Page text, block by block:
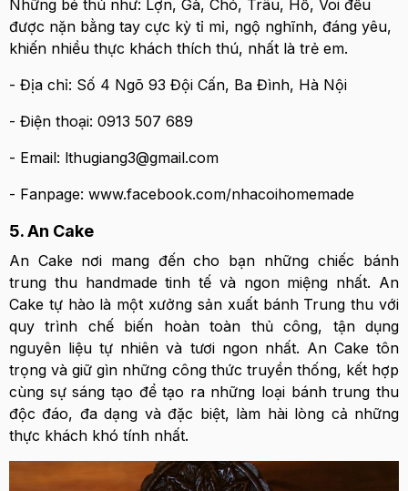
Những bé thú như: Lợn, Gà, Chó, Trâu, Hổ, Voi đều
được nặn bằng tay cực kỳ tỉ mỉ, ngộ nghĩnh, đáng yêu,
khiến nhiều thực khách thích thú, nhất là trẻ em.
- Địa chỉ: Số 4 Ngõ 93 Đội Cấn, Ba Đình, Hà Nội
- Điện thoại: 0913 507 689
- Email: lthugiang3@gmail.com
- Fanpage: www.facebook.com/nhacoihomemade
5. An Cake
An Cake nơi mang đến cho bạn những chiếc bánh
trung thu handmade tinh tế và ngon miệng nhất. An
Cake tự hào là một xưởng sản xuất bánh Trung thu với
quy trình chế biến hoàn toàn thủ công, tận dụng
nguyên liệu tự nhiên và tươi ngon nhất. An Cake tôn
trọng và giữ gìn những công thức truyền thống, kết hợp
cùng sự sáng tạo để tạo ra những loại bánh trung thu
độc đáo, đa dạng và đặc biệt, làm hài lòng cả những
thực khách khó tính nhất.